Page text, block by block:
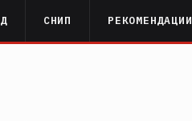
СНИП РЕКОМЕНДАЦИИ